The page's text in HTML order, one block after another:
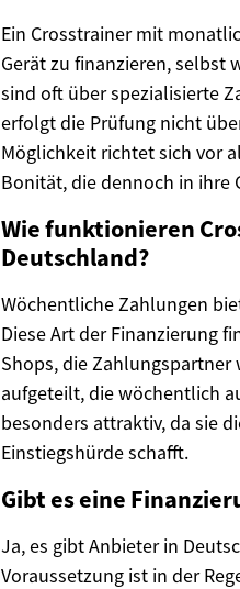
Ein Crosstrainer mit
Gerät zu finanzieren, selbst
sind oft über spezialisierte
erfolgt die Prüfung nicht
Möglichkeit richtet sich vor
Bonität, die dennoch in ihre
Wie funktionieren
Deutschland?
Wöchentliche Zahlungen
Diese Art der Finanzierung
Shops, die Zahlungspartner
aufgeteilt, die wöchentlich
besonders attraktiv, da sie
Einstiegshürde schafft.
Gibt es eine
Ja, es gibt Anbieter in
Voraussetzung ist in der